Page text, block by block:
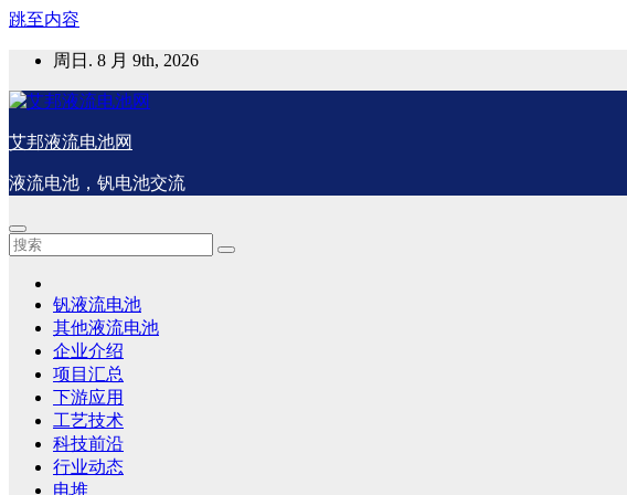
跳至内容
周日. 8 月 9th, 2026
艾邦液流电池网
液流电池，钒电池交流
钒液流电池
其他液流电池
企业介绍
项目汇总
下游应用
工艺技术
科技前沿
行业动态
电堆